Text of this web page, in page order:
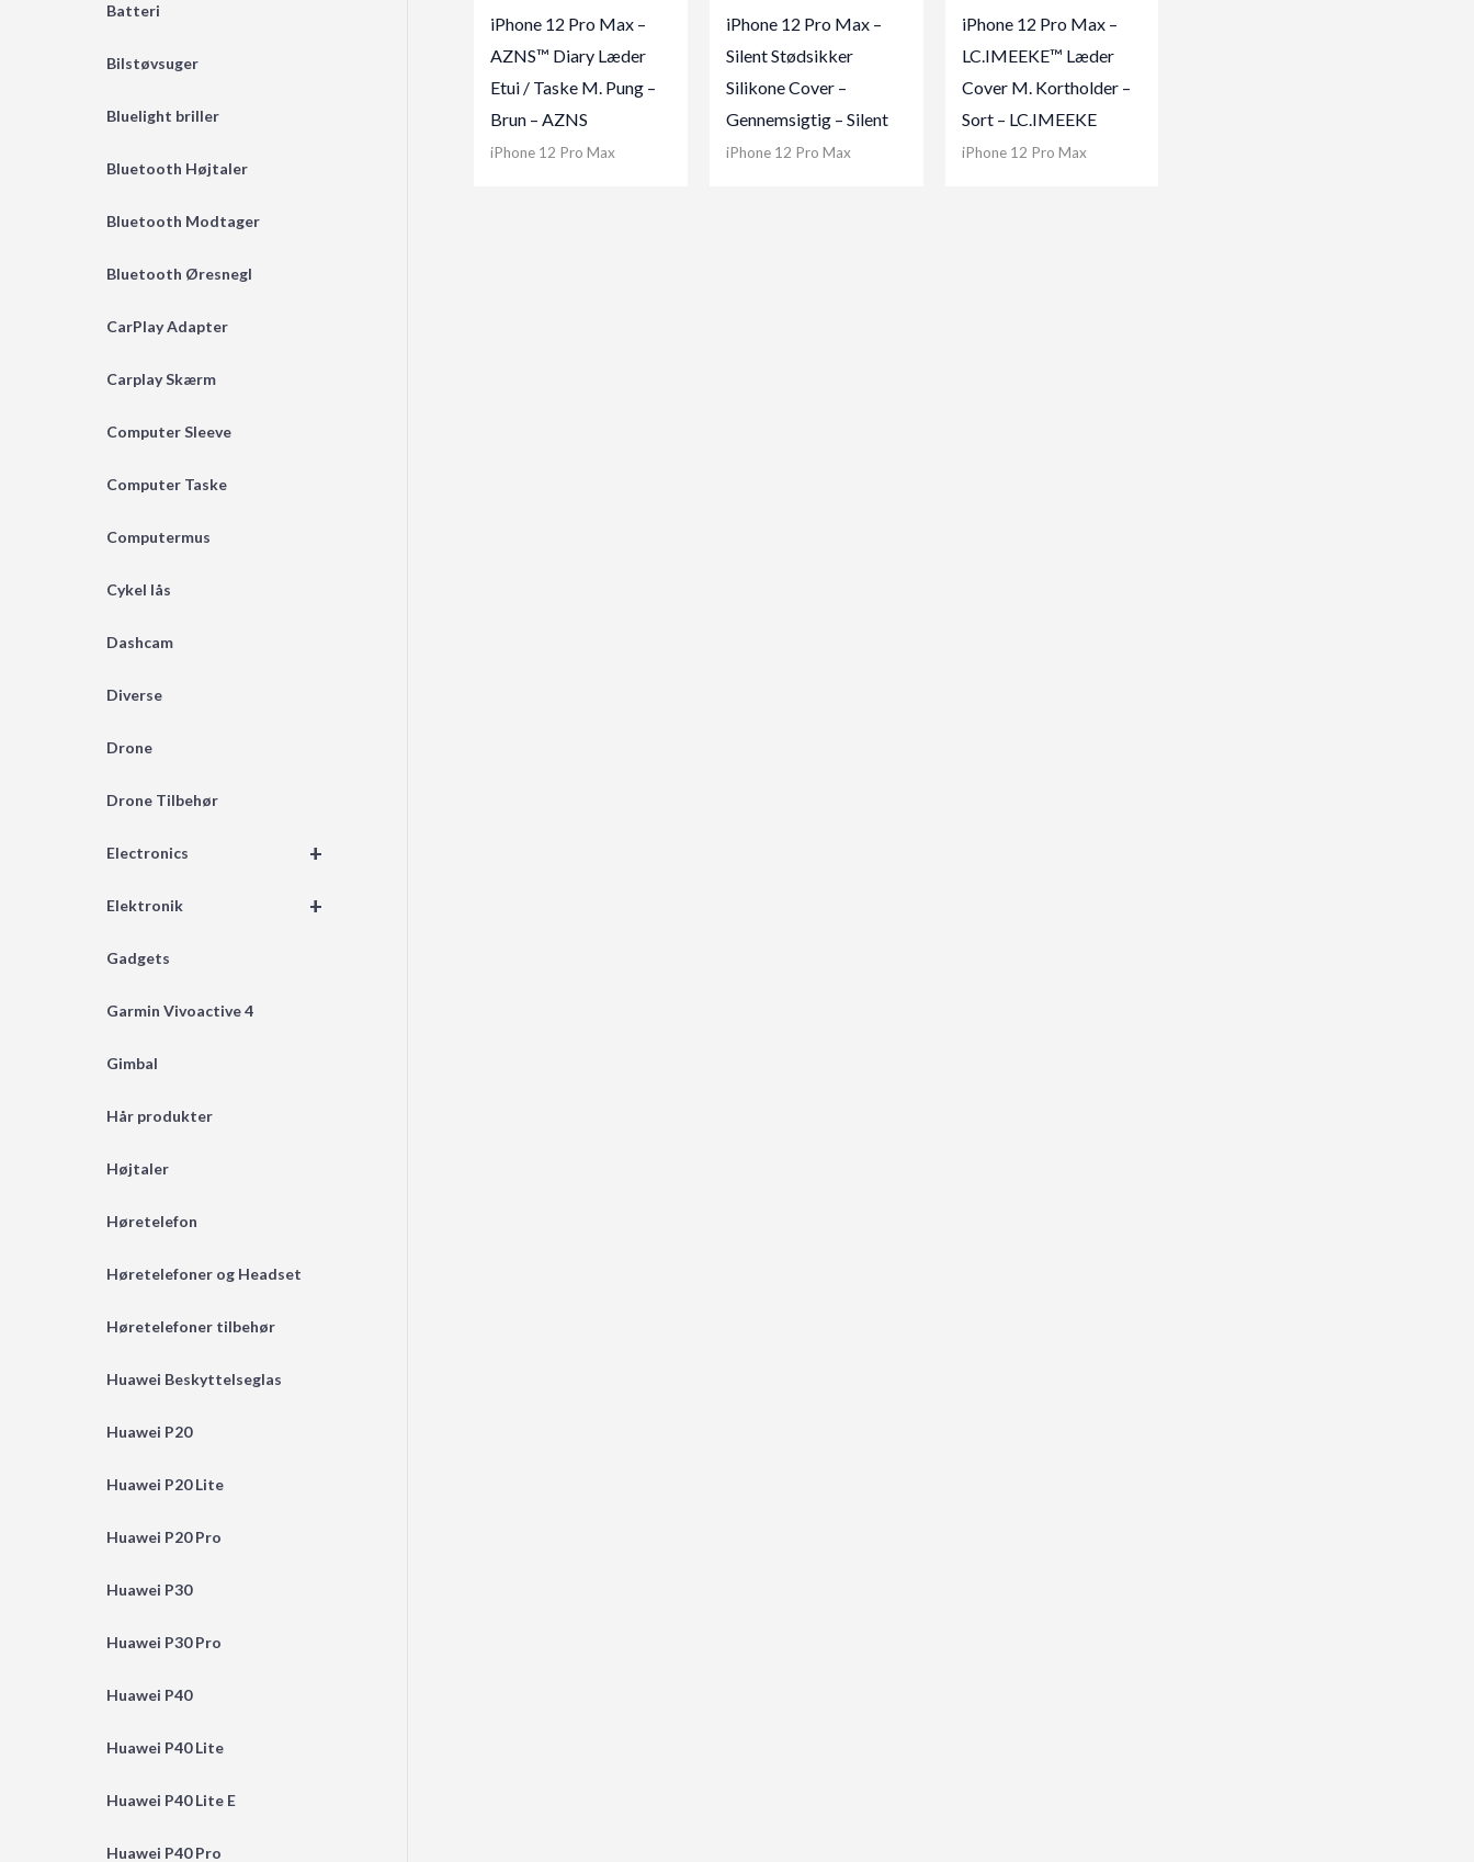
Batteri
Bilstøvsuger
Bluelight briller
Bluetooth Højtaler
Bluetooth Modtager
Bluetooth Øresnegl
CarPlay Adapter
Carplay Skærm
Computer Sleeve
Computer Taske
Computermus
Cykel lås
Dashcam
Diverse
Drone
Drone Tilbehør
+
Electronics
+
Elektronik
Gadgets
Garmin Vivoactive 4
Gimbal
Hår produkter
Højtaler
Høretelefon
Høretelefoner og Headset
Høretelefoner tilbehør
Huawei Beskyttelseglas
Huawei P20
Huawei P20 Lite
Huawei P20 Pro
Huawei P30
Huawei P30 Pro
Huawei P40
Huawei P40 Lite
Huawei P40 Lite E
Huawei P40 Pro
iPhone 12 Pro Max –
AZNS™ Diary Læder
Etui / Taske M. Pung –
Brun – AZNS
iPhone 12 Pro Max
iPhone 12 Pro Max –
Silent Stødsikker
Silikone Cover –
Gennemsigtig – Silent
iPhone 12 Pro Max
iPhone 12 Pro Max –
LC.IMEEKE™ Læder
Cover M. Kortholder –
Sort – LC.IMEEKE
iPhone 12 Pro Max